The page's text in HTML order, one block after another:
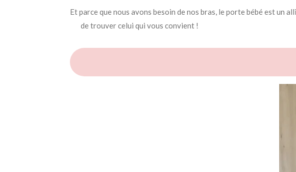
Et parce que nous avons besoin de nos bras,
de trouver celui qui vous convient !